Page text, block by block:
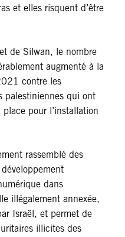
et elles risquent d’être
de Silwan, le nombre
augmenté à la
contre les
palestiniennes qui ont
pour l’installation
rassemblé des
dans
illégalement annexée,
Israël, et permet de
illicites des